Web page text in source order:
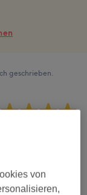
geschrieben.
von